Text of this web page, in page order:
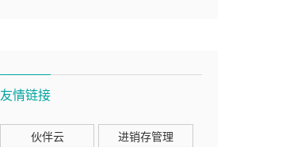
友情链接
伙伴云
进销存管理